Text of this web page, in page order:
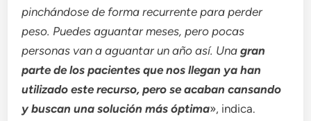
pinchándose de forma recurrente para perder
peso. Puedes aguantar meses, pero pocas
personas van a aguantar un año así. Unagran
parte de los pacientes que nos llegan ya han
utilizado este recurso, pero se acaban cansando
y buscan una solución más óptima», indica.